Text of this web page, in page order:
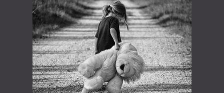
STOP aux schémas répétitifs…